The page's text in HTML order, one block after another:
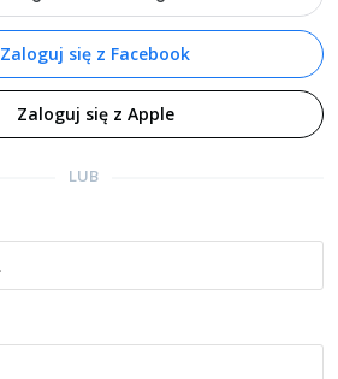
Zaloguj się z Facebook
Zaloguj się z Apple
LUB